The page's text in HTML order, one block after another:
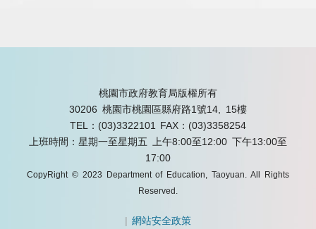
桃園市政府教育局版權所有
30206 桃園市桃園區縣府路1號14, 15樓
TEL：(03)3322101 FAX：(03)3358254
上班時間：星期一至星期五 上午8:00至12:00 下午13:00至
17:00
CopyRight © 2023 Department of Education, Taoyuan. All Rights
Reserved.
|網站安全政策